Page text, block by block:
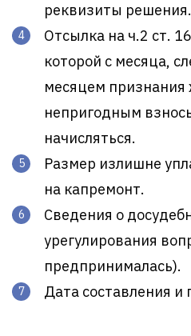
реквизиты решения.
Отсылка на ч.2 ст.
которой с месяца,
месяцем признания
непригодным
начисляться.
Размер излишне
на капремонт.
Сведения о
урегулирования
предпринималась).
Дата составления и